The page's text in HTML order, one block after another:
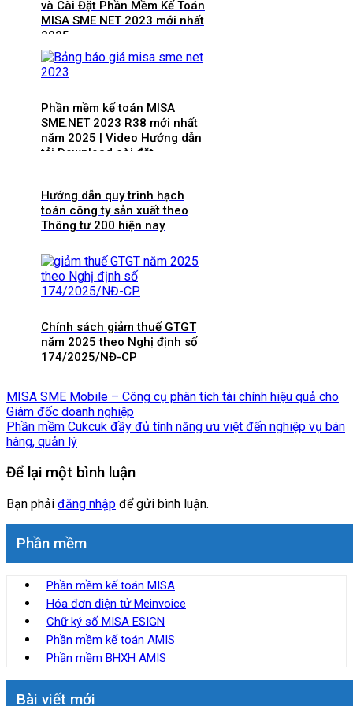
và Cài Đặt Phần Mềm Kế Toán
MISA SME NET 2023 mới nhất
2025
Phần mềm kế toán MISA
SME.NET 2023 R38 mới nhất
năm 2025 | Video Hướng dẫn
tải Download cài đặt
Hướng dẫn quy trình hạch
toán công ty sản xuất theo
Thông tư 200 hiện nay
Chính sách giảm thuế GTGT
năm 2025 theo Nghị định số
174/2025/NĐ-CP
MISA SME Mobile – Công cụ phân tích tài chính hiệu quả cho
Giám đốc doanh nghiệp
Phần mềm Cukcuk đầy đủ tính năng ưu việt đến nghiệp vụ bán
hàng, quản lý
Để lại một bình luận
Bạn phải đăng nhập để gửi bình luận.
Phần mềm
Phần mềm kế toán MISA
Hóa đơn điện tử Meinvoice
Chữ ký số MISA ESIGN
Phần mềm kế toán AMIS
Phần mềm BHXH AMIS
Bài viết mới